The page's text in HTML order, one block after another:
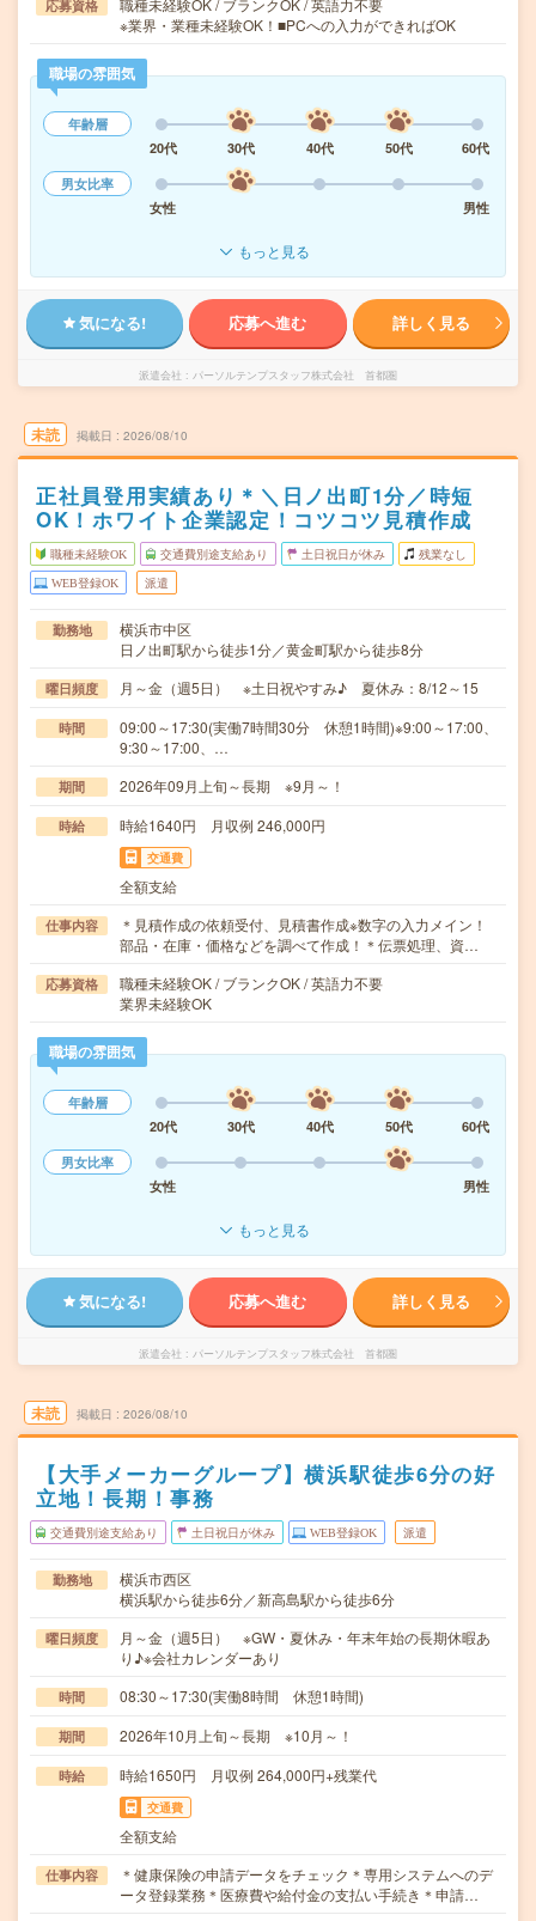
応募資格
職種未経験OK / ブランクOK / 英語力不要
※業界・業種未経験OK！■PCへの入力ができればOK
職場の雰囲気
年齢層
20代
30代 40代 50代
60代
男女比率
女性
男性
もっと見る
気になる! 応募へ進む 詳しく見る
派遣会社 パーソルテンプスタッフ株式会社 首都圏
未読 掲載日 2026/08/10
正社員登用実績あり＊＼日ノ出町1分／時短
OK！ホワイト企業認定！コツコツ見積作成
職種未経験OK 交通費別途支給あり 土日祝日が休み 残業なし
WEB登録OK 派遣
勤務地
横浜市中区
日ノ出町駅から徒歩1分／黄金町駅から徒歩8分
曜日頻度 月～金（週5日） ※土日祝やすみ♪ 夏休み：8/12～15
時間
09:00～17:30(実働7時間30分 休憩1時間)※9:00～17:00、
9:30～17:00、…
期間 2026年09月上旬～長期 ※9月～！
時給 時給1640円 月収例 246,000円
交通費
全額支給
仕事内容
＊見積作成の依頼受付、見積書作成※数字の入力メイン！
部品・在庫・価格などを調べて作成！＊伝票処理、資…
応募資格
職種未経験OK / ブランクOK / 英語力不要
業界未経験OK
職場の雰囲気
年齢層
20代
30代 40代 50代
60代
男女比率
女性
男性
もっと見る
気になる! 応募へ進む 詳しく見る
派遣会社 パーソルテンプスタッフ株式会社 首都圏
未読 掲載日 2026/08/10
【大手メーカーグループ】横浜駅徒歩6分の好
立地！長期！事務
交通費別途支給あり 土日祝日が休み WEB登録OK 派遣
勤務地
横浜市西区
横浜駅から徒歩6分／新高島駅から徒歩6分
曜日頻度
月～金（週5日） ※GW・夏休み・年末年始の長期休暇あ
り♪※会社カレンダーあり
時間 08:30～17:30(実働8時間 休憩1時間)
期間 2026年10月上旬～長期 ※10月～！
時給 時給1650円 月収例 264,000円+残業代
交通費
全額支給
仕事内容
＊健康保険の申請データをチェック＊専用システムへのデ
ータ登録業務＊医療費や給付金の支払い手続き＊申請…